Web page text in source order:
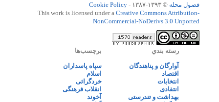
فضول محله © ۱۳۹۳-۱۳۸۷ -
Cookie Policy
This work is licensed under a Creative Commons Attribution-
NonCommercial-NoDerivs 3.0 Unported
رسته بندي
آوارگان و پناهندگان
اقتصاد
انتخابات
انتقادی
بهداشت و تندرستی
برچسب‌ها
سپاه پاسداران
اسلام
خردگرائی
انقلاب فرهنگی
آخوند